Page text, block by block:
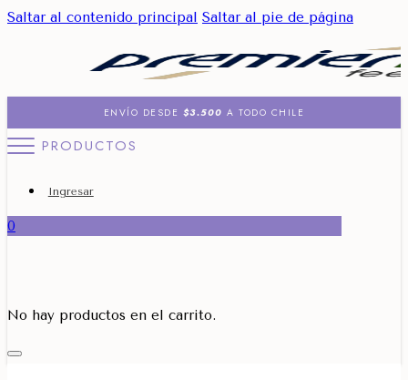
Saltar al contenido principal Saltar al pie de página
ENVÍO DESDE $3.500 A TODO CHILE
PRODUCTOS
Ingresar
0
No hay productos en el carrito.